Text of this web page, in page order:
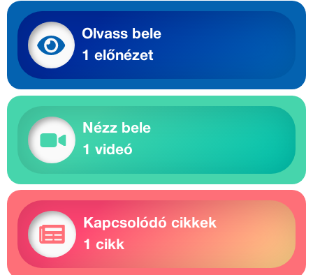
Olvass bele
1 előnézet
Nézz bele
1 videó
Kapcsolódó cikkek
1 cikk